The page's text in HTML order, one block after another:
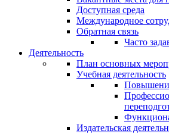
Доступная среда
Международное
Обратная связь
Часто
Деятельность
План основных
Учебная деятельность
Издательская